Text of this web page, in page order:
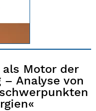
Motor der
Analyse von